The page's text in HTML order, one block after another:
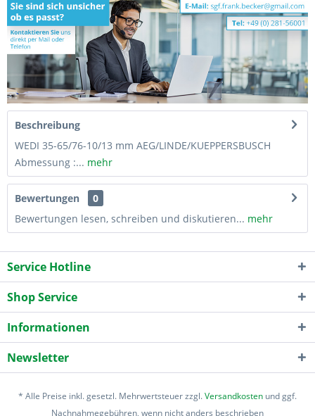
Beschreibung
WEDI 35-65/76-10/13 mm AEG/LINDE/KUEPPERSBUSCH
Abmessung :... mehr
Bewertungen
0
Bewertungen lesen, schreiben und diskutieren... mehr
Service Hotline
Shop Service
Informationen
Newsletter
* Alle Preise inkl. gesetzl. Mehrwertsteuer zzgl.Versandkosten und ggf.
Nachnahmegebühren, wenn nicht anders beschrieben